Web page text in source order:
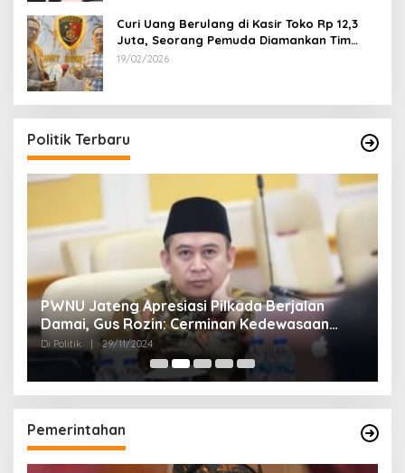
Curi Uang Berulang di Kasir Toko Rp 12,3
Juta, Seorang Pemuda Diamankan Tim
Reskrim Polsek Lenteng Sumenep
19/02/2026
Politik Terbaru
PWNU Jateng Apresiasi Pilkada Berjalan
Damai, Gus Rozin: Cerminan Kedewasaan
Politik Masyarakat
Di Politik 29/11/2024
Pemerintahan